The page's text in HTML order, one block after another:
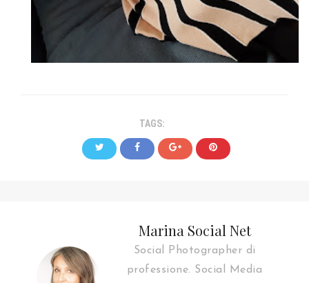
TAGS:
Marina Social Net
Social Photographer di
professione. Social Media